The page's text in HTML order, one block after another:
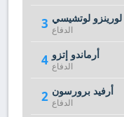
3 لورينزو لوتشيسي
الدفاع
4 أرماندو إتزو
الدفاع
2 أرفيد برورسون
الدفاع